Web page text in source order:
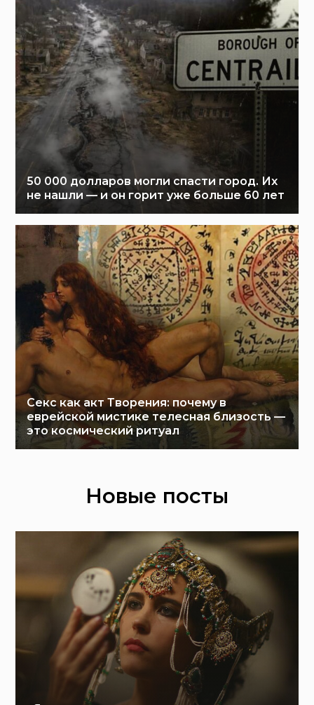
50 000 долларов могли спасти город. Их
не нашли — и он горит уже больше 60 лет
Секс как акт Творения: почему в
еврейской мистике телесная близость —
это космический ритуал
Новые посты